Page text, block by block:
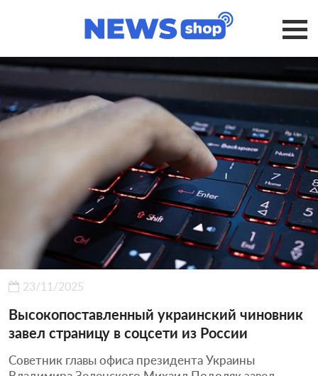
23/11/2025
Высокопоставленный украинский чиновник
завел страницу в соцсети из России
Советник главы офиса президента Украины